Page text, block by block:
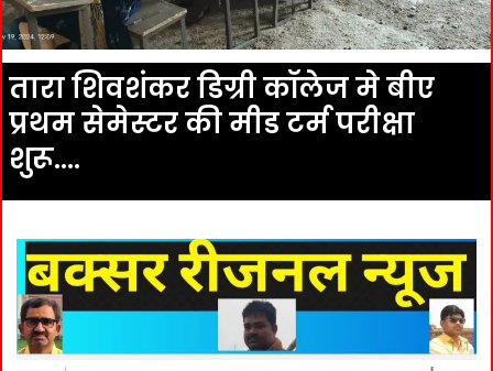
तारा शिवशंकर डिग्री कॉलेज मे बीए
प्रथम सेमेस्टर की मीड टर्म परीक्षा
शुरू….